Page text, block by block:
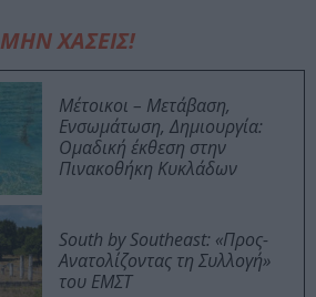
ΜΗΝ ΧΑΣΕΙΣ!
Μέτοικοι – Μετάβαση,
Ενσωμάτωση, Δημιουργία:
Ομαδική έκθεση στην
Πινακοθήκη Κυκλάδων
South by Southeast: «Προς-
Ανατολίζοντας τη Συλλογή»
του ΕΜΣΤ